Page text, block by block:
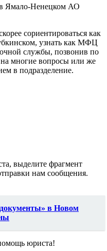
Ямало-Ненецком АО
сориентироваться как
узнать как МФЦ
службы, позвонив по
многие вопросы или же
в подразделение.
выделите фрагмент
нам сообщения.
в Новом
юриста!